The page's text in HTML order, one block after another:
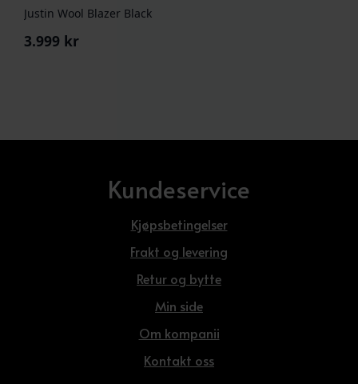
Justin Wool Blazer Black
3.999 kr
Kundeservice
Kjøpsbetingelser
Frakt og levering
Retur og bytte
Min side
Om kompanii
Kontakt oss